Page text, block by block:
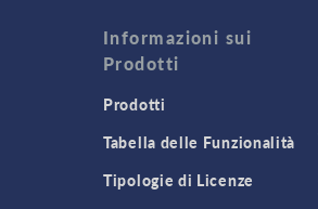
Informazioni sui
Prodotti
Prodotti
Tabella delle Funzionalità
Tipologie di Licenze